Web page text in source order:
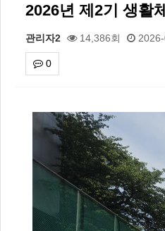
2026년 제2기 생활
관리자2 14,386회
0